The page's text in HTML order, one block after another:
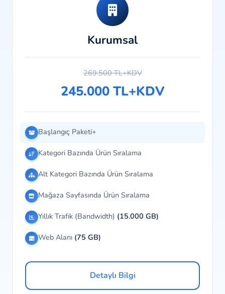
Kurumsal
269.500 TL+KDV
245.000 TL+KDV
Başlangıç Paketi+
Kategori Bazında Ürün Sıralama
Alt Kategori Bazında Ürün Sıralama
Mağaza Sayfasında Ürün Sıralama
Yıllık Trafik (Bandwidth) (15.000 GB)
Web Alanı (75 GB)
Detaylı Bilgi